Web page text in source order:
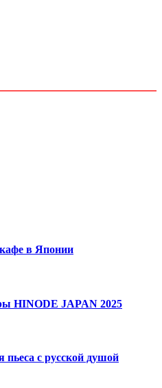
в Японии
HINODE JAPAN 2025
пьеса с русской душой